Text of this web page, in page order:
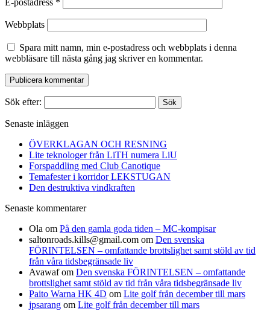
E-postadress *
Webbplats
Spara mitt namn, min e-postadress och webbplats i denna
webbläsare till nästa gång jag skriver en kommentar.
Sök efter:
Senaste inläggen
ÖVERKLAGAN OCH RESNING
Lite teknologer från LiTH numera LiU
Forspaddling med Club Canotique
Temafester i korridor LEKSTUGAN
Den destruktiva vindkraften
Senaste kommentarer
Ola om På den gamla goda tiden – MC-kompisar
saltonroads.kills@gmail.com om Den svenska
FÖRINTELSEN – omfattande brottslighet samt stöld av tid
från våra tidsbegränsade liv
Avawafom Den svenska FÖRINTELSEN – omfattande
brottslighet samt stöld av tid från våra tidsbegränsade liv
Paito Warna HK 4D om Lite golf från december till mars
jpsarang om Lite golf från december till mars